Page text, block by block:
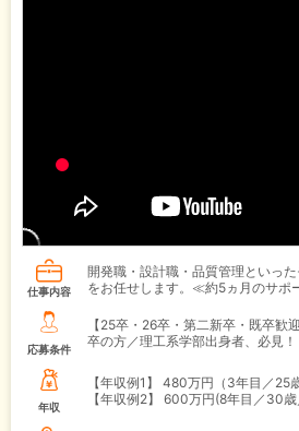
仕事内容
開発職・設計職・品質管理といっ
をお任せします。≪約5ヵ月のサポ
応募条件
【25卒・26卒・第二新卒・既卒歓
卒の方／理工系学部出身者、必見！
年収
【年収例1】
480万円（3年目／25
【年収例2】
600万円(8年目／30歳